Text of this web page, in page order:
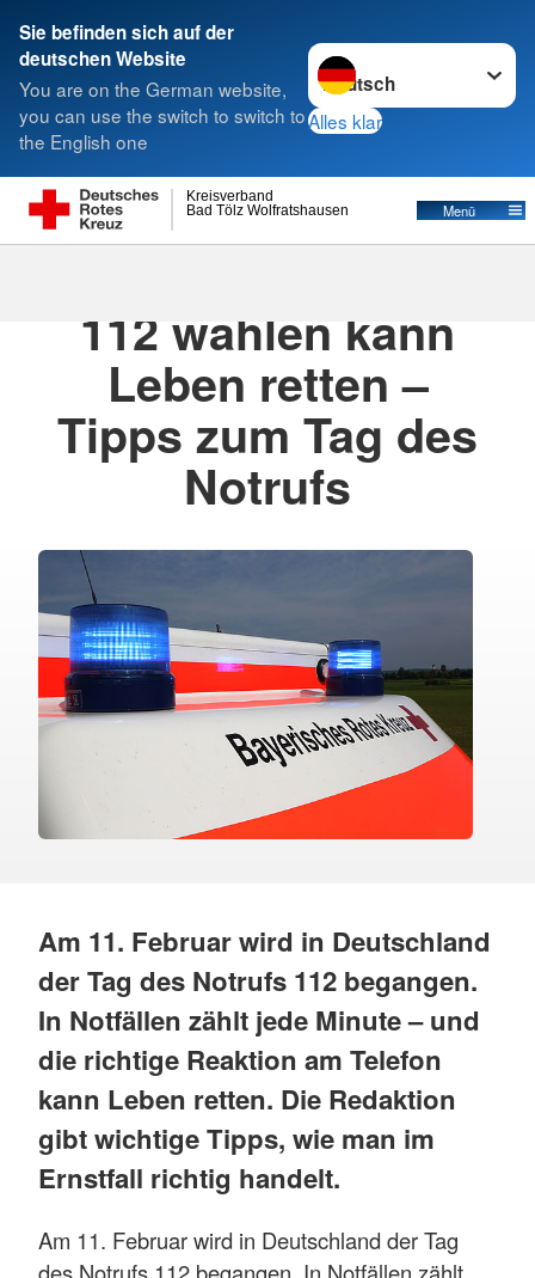
Sie befinden sich auf der
deutschen Website
You are on the German website,
you can use the switch to switch to
the English one
Sprache wechseln zu
Alles klar
Bad Tölz Wolfratshausen
Kreisverband
Menü
Suche
112 wählen kann
Leben retten –
Tipps zum Tag des
Notrufs
Am 11. Februar wird in Deutschland
der Tag des Notrufs 112 begangen.
In Notfällen zählt jede Minute – und
die richtige Reaktion am Telefon
kann Leben retten. Die Redaktion
gibt wichtige Tipps, wie man im
Ernstfall richtig handelt.
Am 11. Februar wird in Deutschland der Tag